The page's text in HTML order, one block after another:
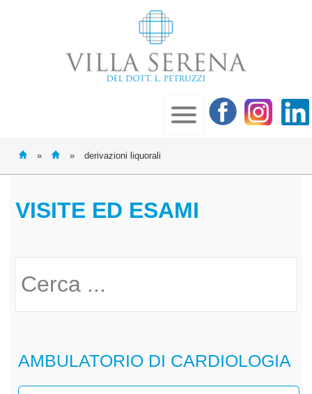
» » derivazioni liquorali
VISITE ED ESAMI
AMBULATORIO DI CARDIOLOGIA